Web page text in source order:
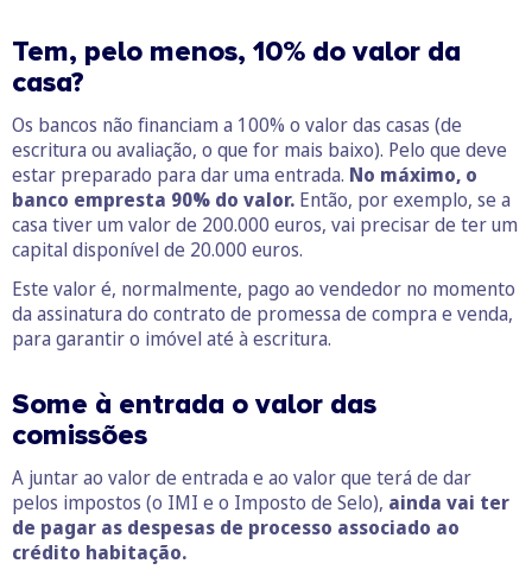
Tem, pelo menos, 10% do valor da
casa?
Os bancos não financiam a 100% o valor das casas (de
escritura ou avaliação, o que for mais baixo). Pelo que deve
estar preparado para dar uma entrada. No máximo, o
banco empresta 90% do valor. Então, por exemplo, se a
casa tiver um valor de 200.000 euros, vai precisar de ter um
capital disponível de 20.000 euros.
Este valor é, normalmente, pago ao vendedor no momento
da assinatura do contrato de promessa de compra e venda,
para garantir o imóvel até à escritura.
Some à entrada o valor das
comissões
A juntar ao valor de entrada e ao valor que terá de dar
pelos impostos (o IMI e o Imposto de Selo), ainda vai ter
de pagar as despesas de processo associado ao
crédito habitação.